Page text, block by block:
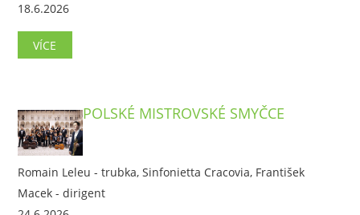
18.6.2026
VÍCE
POLSKÉ MISTROVSKÉ SMYČCE
Romain Leleu - trubka, Sinfonietta Cracovia, František
Macek - dirigent